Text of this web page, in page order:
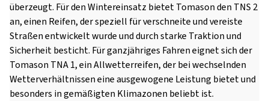
überzeugt. Für den Wintereinsatz bietet Tomason den TNS 2
an, einen Reifen, der speziell für verschneite und vereiste
Straßen entwickelt wurde und durch starke Traktion und
Sicherheit besticht. Für ganzjähriges Fahren eignet sich der
Tomason TNA 1, ein Allwetterreifen, der bei wechselnden
Wetterverhältnissen eine ausgewogene Leistung bietet und
besonders in gemäßigten Klimazonen beliebt ist.